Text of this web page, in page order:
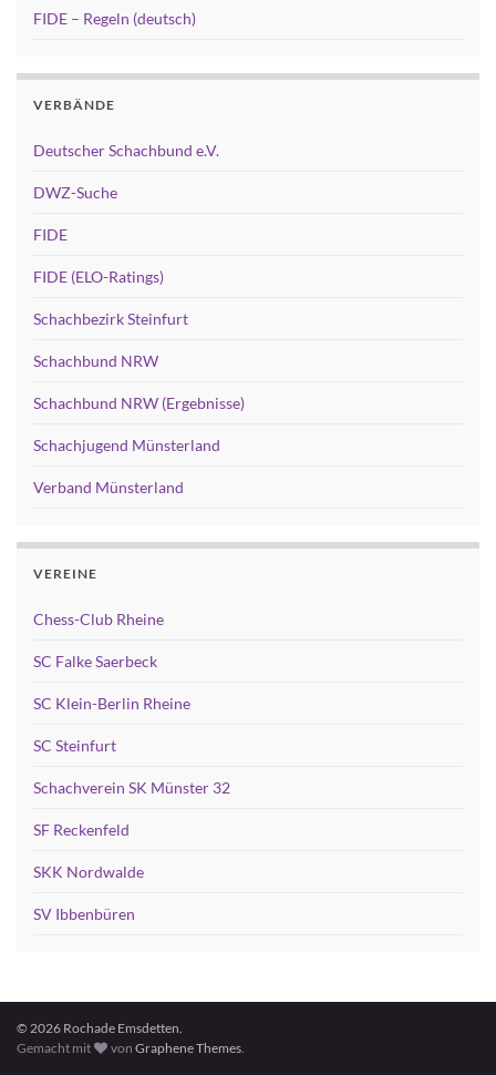
FIDE – Regeln (deutsch)
VERBÄNDE
Deutscher Schachbund e.V.
DWZ-Suche
FIDE
FIDE (ELO-Ratings)
Schachbezirk Steinfurt
Schachbund NRW
Schachbund NRW (Ergebnisse)
Schachjugend Münsterland
Verband Münsterland
VEREINE
Chess-Club Rheine
SC Falke Saerbeck
SC Klein-Berlin Rheine
SC Steinfurt
Schachverein SK Münster 32
SF Reckenfeld
SKK Nordwalde
SV Ibbenbüren
© 2026 Rochade Emsdetten.
Gemacht mit
vonGraphene Themes